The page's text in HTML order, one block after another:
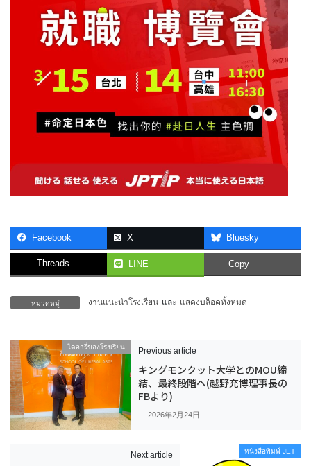
Facebook X Bluesky
Threads LINE Copy
หมวดหมู่ งานแนะนำโรงเรียน และ แสดงบล็อคทั้งหมด
ไดอารี่ของโรงเรียน Previous article
キングモンクット大学とのMOU締
結、最終段階へ(越野充博理事長の
FBより)
2026年2月24日
หนังสือพิมพ์ JET
Next article